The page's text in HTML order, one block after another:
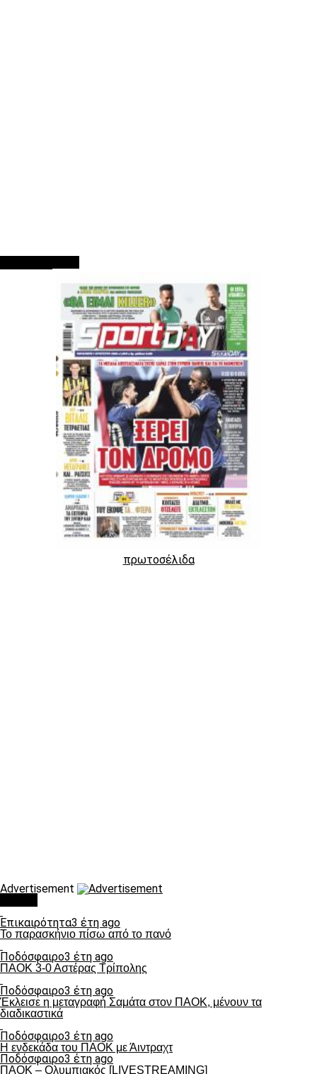
πρωτοσέλιδα
Advertisement
Επικαιρότητα3 έτη ago
Το παρασκήνιο πίσω από το πανό
Ποδόσφαιρο3 έτη ago
ΠΑΟΚ 3-0 Αστέρας Τρίπολης
Ποδόσφαιρο3 έτη ago
Έκλεισε η μεταγραφή Σαμάτα στον ΠΑΟΚ, μένουν τα
διαδικαστικά
Ποδόσφαιρο3 έτη ago
Η ενδεκάδα του ΠΑΟΚ με Άιντραχτ
Ποδόσφαιρο3 έτη ago
ΠΑΟΚ – Ολυμπιακός [LIVESTREAMING]